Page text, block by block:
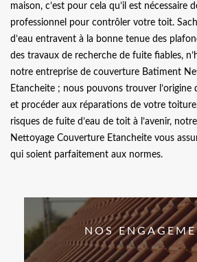
maison, c’est pour cela qu’il est nécessaire
professionnel pour contrôler votre toit.
d’eau entravent à la bonne tenue des
des travaux de recherche de fuite fiables,
notre entreprise de couverture Batiment
Etancheite ; nous pouvons trouver l’origine
et procéder aux réparations de votre
risques de fuite d’eau de toit à l’avenir,
Nettoyage Couverture Etancheite vous
qui soient parfaitement aux normes.
NOS